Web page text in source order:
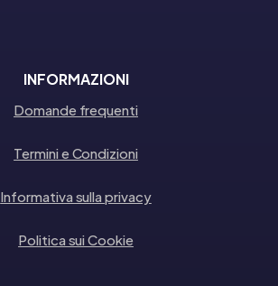
INFORMAZIONI
Domande frequenti
Termini e Condizioni
Informativa sulla privacy
Politica sui Cookie